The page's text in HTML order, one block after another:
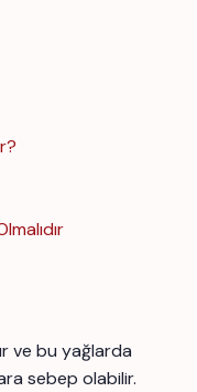
ve bu yağlarda
sebep olabilir.